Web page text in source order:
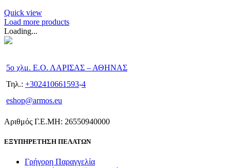
Quick view
Load more products
Loading...
5ο χλμ. Ε.Ο. ΛΑΡΙΣΑΣ – ΑΘΗΝΑΣ
Τηλ.: +302410661593-4
eshop@armos.eu
Αριθμός Γ.Ε.ΜΗ: 26550940000
ΕΞΥΠΗΡΕΤΗΣΗ ΠΕΛΑΤΩΝ
Γρήγορη Παραγγελία